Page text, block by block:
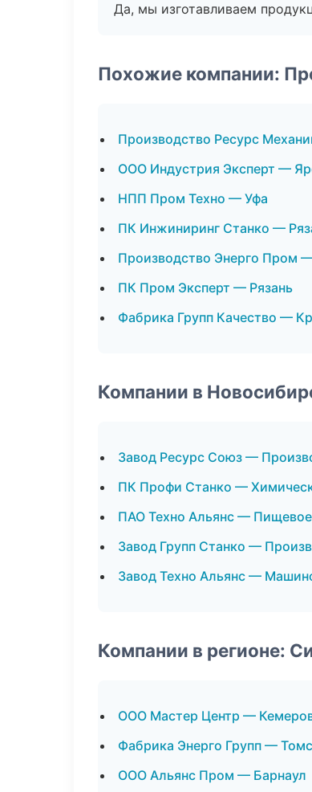
Да, мы изготавливаем
Похожие компании:
Производство Ресурс
ООО Индустрия Эксперт —
НПП Пром Техно — Уфа
ПК Инжиниринг Станко —
Производство Энерго Пром
ПК Пром Эксперт — Рязань
Фабрика Групп Качество —
Компании в
Завод Ресурс Союз —
ПК Профи Станко —
ПАО Техно Альянс — Пищевое
Завод Групп Станко —
Завод Техно Альянс —
Компании в регионе:
ООО Мастер Центр —
Фабрика Энерго Групп —
ООО Альянс Пром — Барнаул